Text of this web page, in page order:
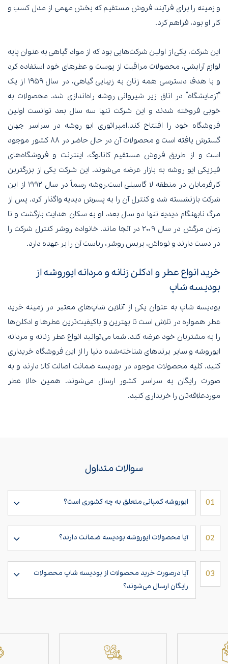
و زمینه را برای فرآیند فروش مستقیم که بخش مهمی از مدل کسب و
کار او بود، فراهم کرد.
این شرکت، یکی از اولین شرکت‌هایی بود که از مواد گیاهی به عنوان پایه
لوازم آرایشی، محصولات مراقبت از پوست و عطرهای خود استفاده کرد
و با هدف دسترسی همه زنان به زیبایی گیاهی، در سال ۱۹۵۹ از یک
“آزمایشگاه” در اتاق زیر شیروانی روشه راه‌اندازی شد. محصولات به
خوبی فروخته شدند و این شرکت تنها سه سال بعد توانست اولین
فروشگاه خود را افتتاح کند.امپراتوری ایو روشه در سراسر جهان
گسترش یافته است و محصولات آن در حال حاضر در ۸۸ کشور موجود
است و از طریق فروش مستقیم کاتالوگ، اینترنت و فروشگاه‌های
فیزیکی ایو روشه به بازار عرضه می‌شوند. این شرکت یکی از بزرگترین
کارفرمایان در منطقه لا گاسیلی است.روشه رسماً در سال ۱۹۹۲ از این
شرکت بازنشسته شد و کنترل آن را به پسرش دیدیه واگذار کرد. پس از
مرگ نابهنگام دیدیه تنها دو سال بعد، او به سکان هدایت بازگشت و تا
زمان مرگش در سال ۲۰۰۹ در آنجا ماند. خانواده روشر کنترل شرکت را
در دست دارند و نوه‌اش، بریس روشر، ریاست آن را بر عهده دارد.
خرید انواع عطر و ادکلن زنانه و مردانه ایوروشه از
بودیسه شاپ
بودیسه شاپ به عنوان یکی از آنلاین شاپ‌های معتبر در زمینه خرید
عطر همواره در تلاش است تا بهترین و باکیفیت‌ترین عطرها و ادکلن‌ها
را به مشتریان خود عرضه کند. شما می‌توانید انواع عطر زنانه و مردانه
ایوروشه و سایر برندهای شناخته‌شده دنیا را از این فروشگاه خریداری
کنید. کلیه محصولات موجود در بودیسه ضمانت اصالت کالا دارند و به
صورت رایگان به سراسر کشور ارسال می‌شوند. همین حالا عطر
موردعلاقه‌تان را خریداری کنید.
سوالات متداول
01 ایوروشه کمپانی متعلق به چه کشوری است؟
02 آیا محصولات ایوروشه بودیسه ضمانت دارند؟
03
آیا در‌صورت خرید محصولات از بودیسه شاپ محصولات
رایگان ارسال می‌شوند؟